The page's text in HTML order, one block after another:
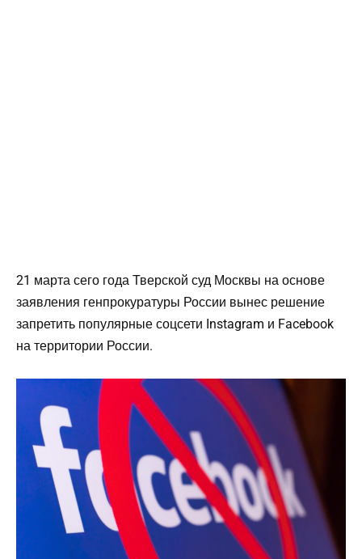
21 марта сего года Тверской суд Москвы на основе
заявления генпрокуратуры России вынес решение
запретить популярные соцсети Instagram и Facebook
на территории России.